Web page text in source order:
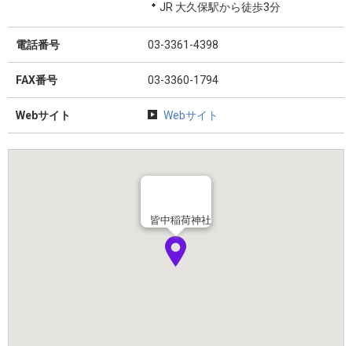
JR 大久保駅から徒歩3分
電話番号 03-3361-4398
FAX番号 03-3360-1794
Webサイト Webサイト
皆中稲荷神社